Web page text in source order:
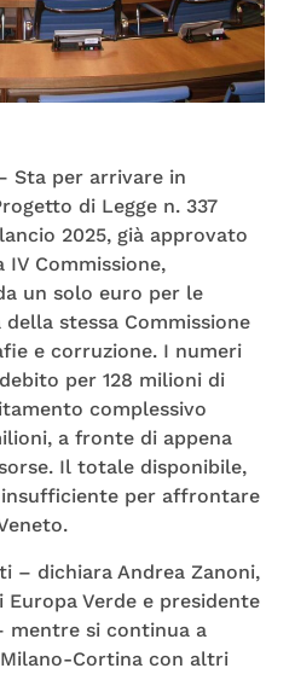
Sta per arrivare in
di Legge n. 337
2025, già approvato
IV Commissione,
un solo euro per le
stessa Commissione
e corruzione. I numeri
per 128 milioni di
complessivo
a fronte di appena
Il totale disponibile,
per affrontare
– dichiara Andrea Zanoni,
Europa Verde e presidente
mentre si continua a
Cortina con altri